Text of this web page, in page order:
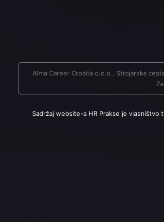
Alma Career Croatia d.o.o., Strojarska
Sadržaj website-a HR Prakse je